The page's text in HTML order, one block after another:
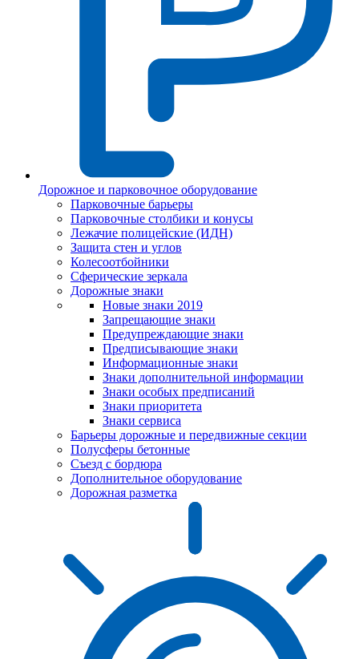
Дорожное и парковочное оборудование
Парковочные барьеры
Парковочные столбики и конусы
Лежачие полицейские (ИДН)
Защита стен и углов
Колесоотбойники
Сферические зеркала
Дорожные знаки
Новые знаки 2019
Запрещающие знаки
Предупреждающие знаки
Предписывающие знаки
Информационные знаки
Знаки дополнительной информации
Знаки особых предписаний
Знаки приоритета
Знаки сервиса
Барьеры дорожные и передвижные секции
Полусферы бетонные
Съезд с бордюра
Дополнительное оборудование
Дорожная разметка